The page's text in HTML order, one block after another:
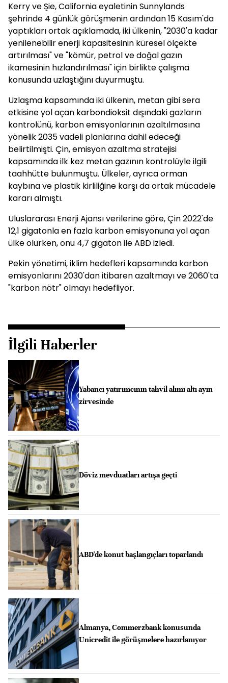
Kerry ve Şie, California eyaletinin Sunnylands
şehrinde 4 günlük görüşmenin ardından 15 Kasım'da
yaptıkları ortak açıklamada, iki ülkenin, "2030'a kadar
yenilenebilir enerji kapasitesinin küresel ölçekte
artırılması" ve "kömür, petrol ve doğal gazın
ikamesinin hızlandırılması" için birlikte çalışma
konusunda uzlaştığını duyurmuştu.
Uzlaşma kapsamında iki ülkenin, metan gibi sera
etkisine yol açan karbondioksit dışındaki gazların
kontrolünü, karbon emisyonlarının azaltılmasına
yönelik 2035 vadeli planlarına dahil edeceği
belirtilmişti. Çin, emisyon azaltma stratejisi
kapsamında ilk kez metan gazının kontrolüyle ilgili
taahhütte bulunmuştu. Ülkeler, ayrıca orman
kaybına ve plastik kirliliğine karşı da ortak mücadele
kararı almıştı.
Uluslararası Enerji Ajansı verilerine göre, Çin 2022'de
12,1 gigatonla en fazla karbon emisyonuna yol açan
ülke olurken, onu 4,7 gigaton ile ABD izledi.
Pekin yönetimi, iklim hedefleri kapsamında karbon
emisyonlarını 2030'dan itibaren azaltmayı ve 2060'ta
"karbon nötr" olmayı hedefliyor.
İlgili Haberler
Yabancı yatırımcının tahvil alımı altı ayın
zirvesinde
Döviz mevduatları artışa geçti
ABD'de konut başlangıçları toparlandı
Almanya, Commerzbank konusunda
Unicredit ile görüşmelere hazırlanıyor